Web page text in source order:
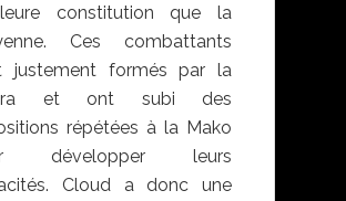
constitution que la
Ces combattants
justement formés par la
et ont subi des
répétées à la Mako
développer leurs
Cloud a donc une